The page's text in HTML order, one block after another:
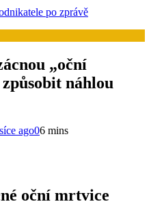
po zprávě
„oční
náhlou
ago06 mins
oční mrtvice